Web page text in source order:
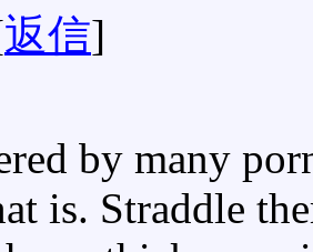
返信]
by many
is. Straddle